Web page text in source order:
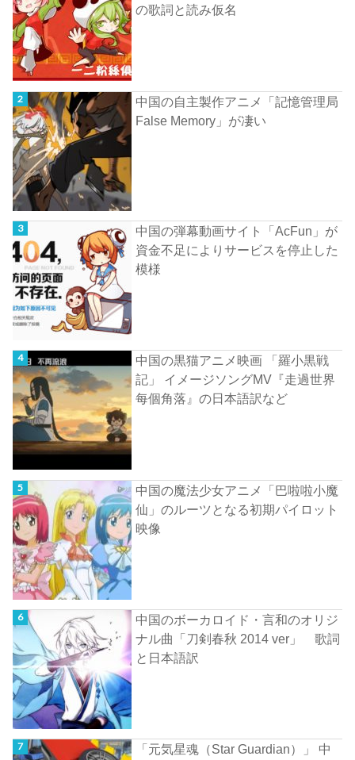
の歌詞と読み仮名
中国の自主製作アニメ「記憶管理局
False Memory」が凄い
中国の弾幕動画サイト「AcFun」が
資金不足によりサービスを停止した
模様
中国の黒猫アニメ映画 「羅小黒戦
記」 イメージソングMV『走過世界
每個角落』の日本語訳など
中国の魔法少女アニメ「巴啦啦小魔
仙」のルーツとなる初期パイロット
映像
中国のボーカロイド・言和のオリジ
ナル曲「刀剣春秋 2014 ver」 歌詞
と日本語訳
「元気星魂（Star Guardian）」 中